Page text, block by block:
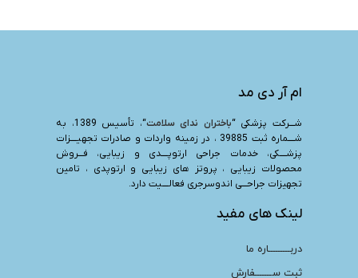
ام آر دی مد
شـــرکت پزشکی “باختران ندای سلامت
“، تأسیس 1389، به
شــــماره ثبت 39885 ، در زمینه واردات و صادرات تجهیــــزات
پزشــــکی، خدمات جراحی ارتوپــــدی و زیبایی، فـــروش
محصولات زیبایی ، پروتز های زیبایی و ارتوپدی ، تامین
تجهیزات جراحـــی اندوسرجری فعالــــیت دارد.
لینک های مفید
دربـــــــــاره ما
ثبت ســـــــفارش